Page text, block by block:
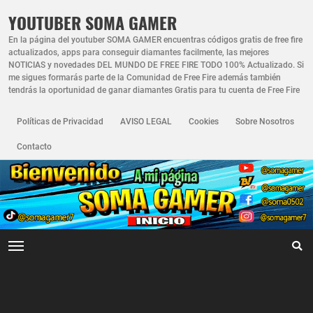
YOUTUBER SOMA GAMER
En la página del youtuber SOMA GAMER encuentras códigos gratis de free fire
actualizados, apps para conseguir diamantes facilmente, las mejores
NOTICIAS y novedades DEL MUNDO DE FREE FIRE TODO 100% Actualizado. Si
me sigues formarás parte de la Comunidad de Free Fire además también
tendrás la oportunidad de ganar diamantes Gratis para tu cuenta de Free Fire
Políticas de Privacidad AVISO LEGAL Cookies Sobre Nosotros
Contacto